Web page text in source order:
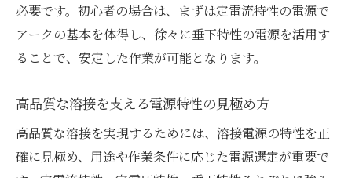
必要です。初心者の場合は、まずは定電流特性の電源で
アークの基本を体得し、徐々に垂下特性の電源を活用す
ることで、安定した作業が可能となります。
高品質な溶接を支える電源特性の見極め方
高品質な溶接を実現するためには、溶接電源の特性を正
確に見極め、用途や作業条件に応じた電源選定が重要で